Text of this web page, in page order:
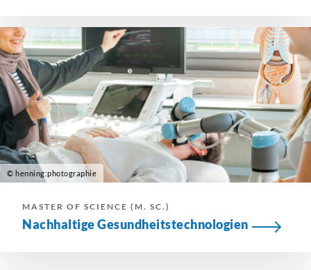
© henning:photographie
MASTER OF SCIENCE (M. SC.)
NachhaltigeGesundheitstechnologien